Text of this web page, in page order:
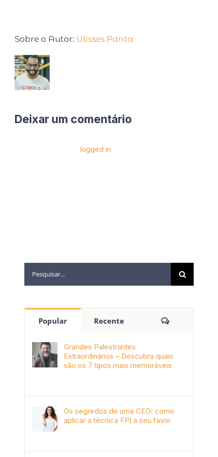
Sobre o Autor: Ulisses Panta
Deixar um comentário
logged in
Popular Recente
Grandes Palestrantes
Extraordinários – Descubra quais
são os 7 tipos mais memoráveis
Os segredos de uma CEO: como
aplicar a técnica FPI a seu favor